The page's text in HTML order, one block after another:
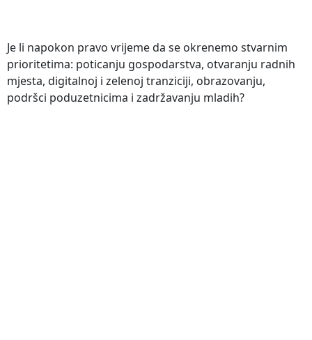
Je li napokon pravo vrijeme da se okrenemo stvarnim
prioritetima: poticanju gospodarstva, otvaranju radnih
mjesta, digitalnoj i zelenoj tranziciji, obrazovanju,
podršci poduzetnicima i zadržavanju mladih?